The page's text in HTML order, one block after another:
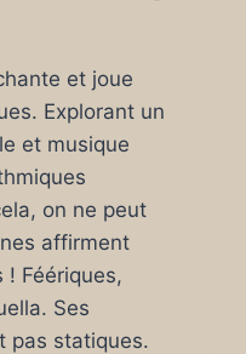
et joue
Explorant un
et musique
on ne peut
affirment
! Féériques,
Ses
pas statiques.